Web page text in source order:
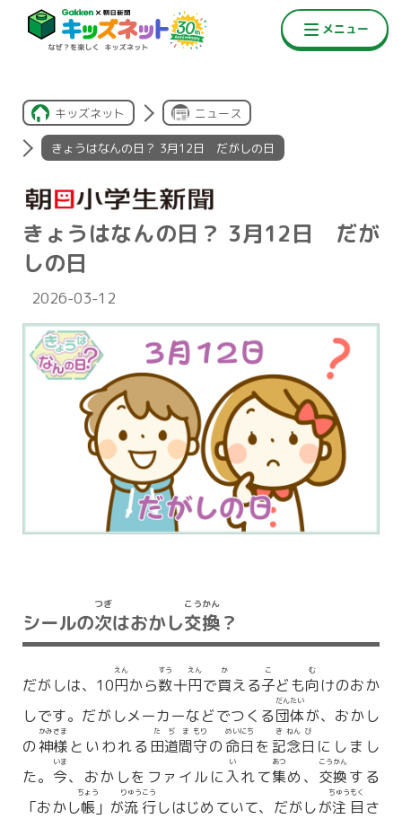
キッズネット ニュース
きょうはなんの日？ 3月12日 だがしの日
きょうはなんの日？ 3月12日 だが
しの日
2026-03-12
シールの次
つぎ
はおかし交
こう
換
かん
？
だがしは、10円
えん
から数
すう
十円
えん
で買
か
える子
こ
ども向
む
けのおか
しです。だがしメーカーなどでつくる団
だん
体
たい
が、おかし
の神
かみ
様
さま
といわれる田
た
道
ぢ
間
ま
守
もり
の命
めい
日
にち
を 記
き
念
ねん
日
び
にしまし
た。 今
いま
、おかしをファイルに入
い
れて集
あつ
め、 交
こう
換
かん
する
「おかし帳
ちょう
」が流
りゅう
行
こう
しはじめていて、だがしが注
ちゅう
目
もく
さ